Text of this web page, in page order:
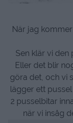
När jag
Sen klär vi
Eller det blir
göra det, och vi
lägger ett
2 pusselbitar
när vi insåg